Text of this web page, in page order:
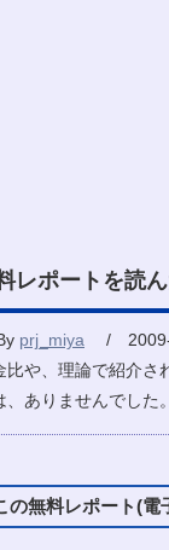
レポートを読
prj_miya / 2009-
比や、理論で紹介さ
、ありませんでした
無料レポート(電